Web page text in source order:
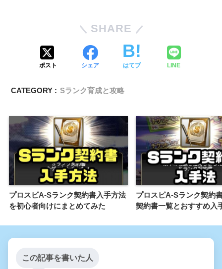
SHARE
ポスト シェア はてブ LINE
CATEGORY : Sランク育成と攻略
プロスピA-Sランク契約書入手方法
を初心者向けにまとめてみた
プロスピA-Sランク契約
契約書一覧とおすすめ入
この記事を書いた人